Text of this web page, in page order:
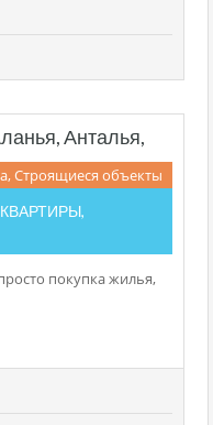
Анталья,
Строящиеся объекты
КВАРТИРЫ,
покупка жилья,